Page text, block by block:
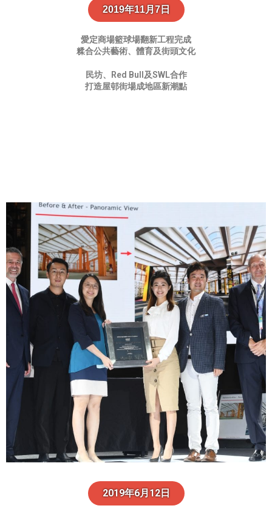
2019年11月7日
愛定商場籃球場翻新工程完成
糅合公共藝術、體育及街頭文化
民坊、Red Bull及SWL合作
打造屋邨街場成地區新潮點
2019年6月12日​